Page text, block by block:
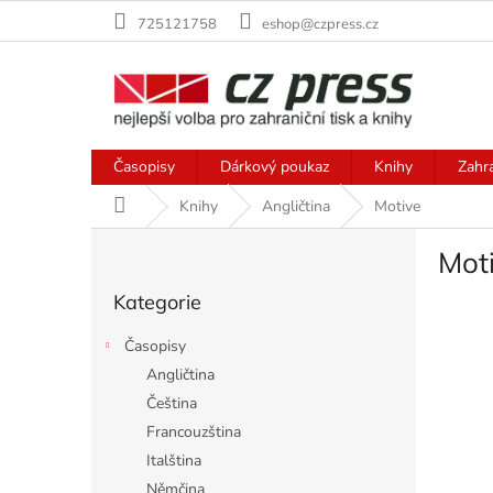
725121758 eshop@czpress.cz
Časopisy Dárkový poukaz Knihy
Domů Knihy Angličtina Motive
kategorie
Kategorie
Časopisy
Angličtina
Čeština
Francouzština
Italština